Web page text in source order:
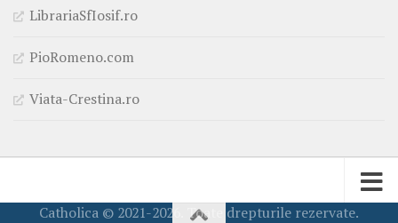
LibrariaSfIosif.ro
PioRomeno.com
Viata-Crestina.ro
Catholica © 2021-2026. Toate drepturile rezervate.